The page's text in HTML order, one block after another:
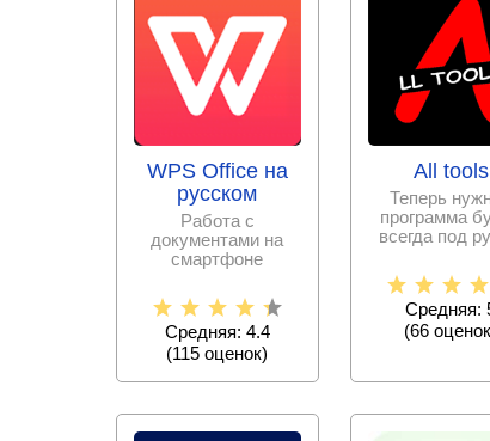
WPS Office на
русском
Работа с
документами на
смартфоне
проще с набором
офисных программ,
Средняя: 4.4
(115 оценок)
All tools
Теперь
программа
всегда под
скачивать
Средняя:
(66